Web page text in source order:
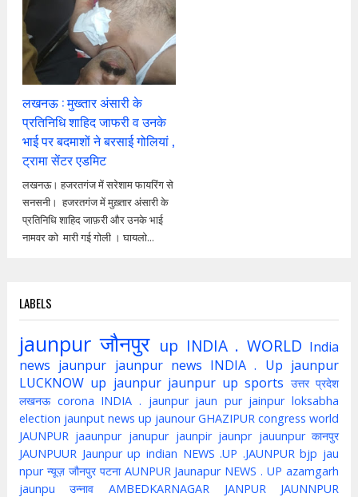
लखनऊ : मुख्तार अंसारी के
प्रतिनिधि शाहिद जाफरी व उनके
भाई पर बदमाशों ने बरसाई गोलियां ,
ट्रामा सेंटर एडमिट
लखनऊ। हजरतगंज में सरेशाम फायरिंग से
सनसनी। हजरतगंज में मुख़्तार अंसारी के
प्रतिनिधि शाहिद जाफ़री और उनके भाई
नामवर को मारी गई गोली । घायलो...
LABELS
jaunpur जौनपुर up INDIA . WORLD India
news jaunpur jaunpur news INDIA . Up jaunpur
LUCKNOW up jaunpur jaunpur up sports उत्तर प्रदेश
लखनऊ corona INDIA . jaunpur jaun pur jainpur loksabha
election jaunput news up jaunour GHAZIPUR congress world
JAUNPUR jaaunpur janupur jaunpir jaunpr jauunpur कानपुर
JAUNPUUR Jaunpur up indian NEWS .UP .JAUNPUR bjp jau
npur न्यूज़ जौनपुर पटना AUNPUR Jaunapur NEWS . UP azamgarh
jaunpu
उन्नाव AMBEDKARNAGAR JANPUR
JAUNNPUR